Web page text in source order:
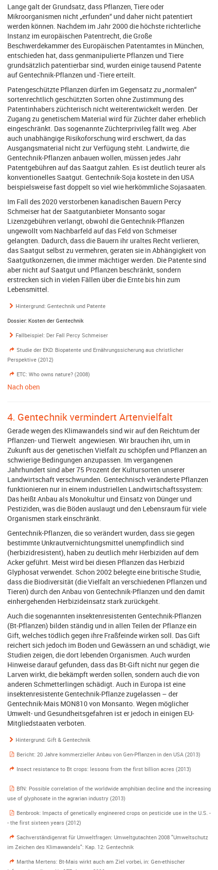
Lange galt der Grundsatz, dass Pflanzen, Tiere oder
Mikroorganismen nicht „erfunden“ und daher nicht patentiert
werden können. Nachdem im Jahr 2000 die höchste richterliche
Instanz im europäischen Patentrecht, die Große
Beschwerdekammer des Europäischen Patentamtes in München,
entschieden hat, dass genmanipulierte Pflanzen und Tiere
grundsätzlich patentierbar sind, wurden einige tausend Patente
auf Gentechnik-Pflanzen und -Tiere erteilt.
Patengeschützte Pflanzen dürfen im Gegensatz zu „normalen“
sortenrechtlich geschützten Sorten ohne Zustimmung des
Patentinhabers züchterisch nicht weiterentwickelt werden. Der
Zugang zu genetischem Material wird für Züchter daher erheblich
eingeschränkt. Das sogenannte Züchterprivileg fällt weg. Aber
auch unabhängige Risikoforschung wird erschwert, da das
Ausgangsmaterial nicht zur Verfügung steht. Landwirte, die
Gentechnik-Pflanzen anbauen wollen, müssen jedes Jahr
Patentgebühren auf das Saatgut zahlen. Es ist deutlich teurer als
konventionelles Saatgut. Gentechnik-Soja kostete in den USA
beispielsweise fast doppelt so viel wie herkömmliche Sojasaaten.
Im Fall des 2020 verstorbenen kanadischen Bauern Percy
Schmeiser hat der Saatgutanbieter Monsanto sogar
Lizenzgebühren verlangt, obwohl die Gentechnik-Pflanzen
ungewollt vom Nachbarfeld auf das Feld von Schmeiser
gelangten. Dadurch, dass die Bauern ihr uraltes Recht verlieren,
das Saatgut selbst zu vermehren, geraten sie in Abhängigkeit von
Saatgutkonzernen, die immer mächtiger werden. Die Patente sind
aber nicht auf Saatgut und Pflanzen beschränkt, sondern
erstrecken sich in vielen Fällen über die Ernte bis hin zum
Lebensmittel.
Hintergrund: Gentechnik und Patente
Dossier: Kosten der Gentechnik
Fallbeispiel: Der Fall Percy Schmeiser
Studie der EKD: Biopatente und Ernährungssicherung aus christlicher
Perspektive (2012)
ETC: Who owns nature? (2008)
Nach oben
4. Gentechnik vermindert Artenvielfalt
Gerade wegen des Klimawandels sind wir auf den Reichtum der
Pflanzen- und Tierwelt angewiesen. Wir brauchen ihn, um in
Zukunft aus der genetischen Vielfalt zu schöpfen und Pflanzen an
schwierige Bedingungen anzupassen. Im vergangenen
Jahrhundert sind aber 75 Prozent der Kultursorten unserer
Landwirtschaft verschwunden. Gentechnisch veränderte Pflanzen
funktionieren nur in einem industriellen Landwirtschaftssystem:
Das heißt Anbau als Monokultur und Einsatz von Dünger und
Pestiziden, was die Böden auslaugt und den Lebensraum für viele
Organismen stark einschränkt.
Gentechnik-Pflanzen, die so verändert wurden, dass sie gegen
bestimmte Unkrautvernichtungsmittel unempfindlich sind
(herbizidresistent), haben zu deutlich mehr Herbiziden auf dem
Acker geführt. Meist wird bei diesen Pflanzen das Herbizid
Glyphosat verwendet. Schon 2002 belegte eine britische Studie,
dass die Biodiversität (die Vielfalt an verschiedenen Pflanzen und
Tieren) durch den Anbau von Gentechnik-Pflanzen und den damit
einhergehenden Herbizideinsatz stark zurückgeht.
Auch die sogenannten insektenresistenten Gentechnik-Pflanzen
(Bt-Pflanzen) bilden ständig und in allen Teilen der Pflanze ein
Gift, welches tödlich gegen ihre Fraßfeinde wirken soll. Das Gift
reichert sich jedoch im Boden und Gewässern an und schädigt, wie
Studien zeigen, die dort lebenden Organismen. Auch wurden
Hinweise darauf gefunden, dass das Bt-Gift nicht nur gegen die
Larven wirkt, die bekämpft werden sollen, sondern auch die von
anderen Schmetterlingen schädigt. Auch in Europa ist eine
insektenresistente Gentechnik-Pflanze zugelassen – der
Gentechnik-Mais MON810 von Monsanto. Wegen möglicher
Umwelt- und Gesundheitsgefahren ist er jedoch in einigen EU-
Mitgliedstaaten verboten.
Hintergrund: Gift & Gentechnik
Bericht: 20 Jahre kommerzieller Anbau von Gen-Pflanzen in den USA (2013)
Insect resistance to Bt crops: lessons from the first billion acres (2013)
BfN: Possible correlation of the worldwide amphibian decline and the increasing
use of glyphosate in the agrarian industry (2013)
Benbrook: Impacts of genetically engineered crops on pesticide use in the U.S. -
- the first sixteen years (2012)
Sachverständigenrat für Umweltfragen: Umweltgutachten 2008 "Umweltschutz
im Zeichen des Klimawandels": Kap. 12: Gentechnik
Martha Mertens: Bt-Mais wirkt auch am Ziel vorbei, in: Gen-ethischer